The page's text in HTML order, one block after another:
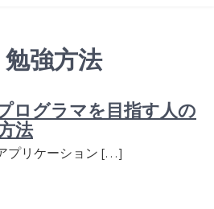
勉強方法
ログラマを目指す人の
法
プリケーション […]